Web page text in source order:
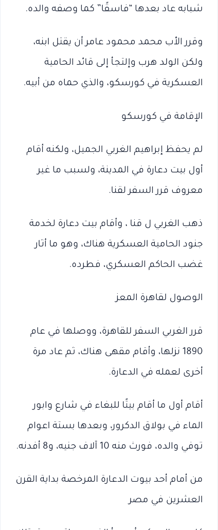
شبابه عاد بعدها “فاسقًا” كما وصفه والده.
وقرر الأب محمد محمود عامر أن يقتل ابنه،
ولكن الولد هرب وإلتجأ إلى قائد الحامية
العسكرية في كورسكو، والذي حماه من أبيه.
الإقامة في كورسكو
لم يحفظ إبراهيم الغربي الجميل، ولكنه أقام
أول بيت دعارة في المدينة، ولسبب ما غير
معروف قرر السفر لقنا.
ذهب الغربي ل قنا ، وأقام بيت دعارة لخدمة
جنود الحامية العسكرية هناك، وهو ما أثار
غضب الحاكم العسكري، فطرده.
الوصول لقاهرة المعز
قرر الغربي السفر للقاهرة، ووصلها في عام
1890 نزلها، وأقام مقهى هناك، ثم عاد مرة
أخرى لعمله في الدعارة.
أقام أول ما أقام بيتًا للبغاء في شارع وابور
الماء في بولاق الدكرور، وبعدها بستة اعوام
توفي والده، فورث منه 10 آلاف جنيه، و8 أفدنه.
من أمام أحد بيوت الدعارة المرخصة بداية القرن
العشرين في مصر